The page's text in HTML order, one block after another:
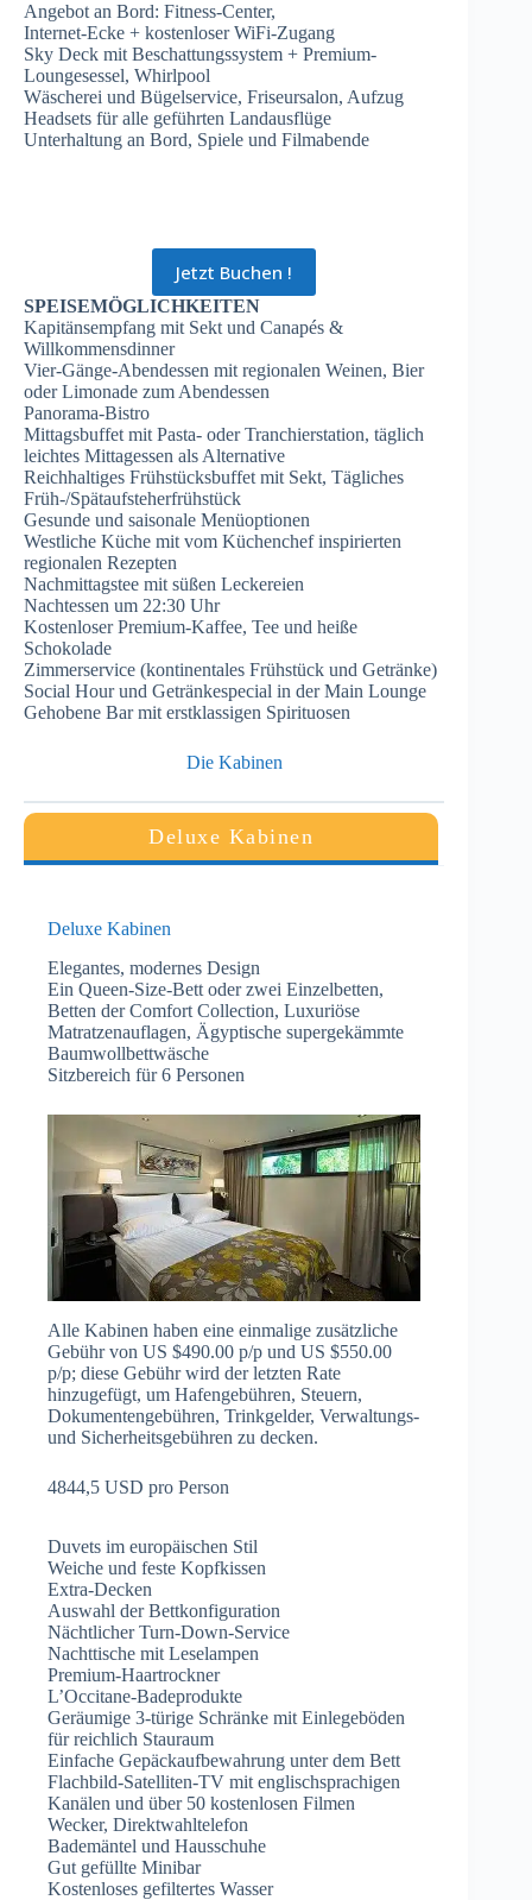
Angebot an Bord: Fitness-Center,
Internet-Ecke + kostenloser WiFi-Zugang
Sky Deck mit Beschattungssystem + Premium-
Loungesessel, Whirlpool
Wäscherei und Bügelservice, Friseursalon, Aufzug
Headsets für alle geführten Landausflüge
Unterhaltung an Bord, Spiele und Filmabende
Jetzt Buchen !
SPEISEMÖGLICHKEITEN
Kapitänsempfang mit Sekt und Canapés &
Willkommensdinner
Vier-Gänge-Abendessen mit regionalen Weinen, Bier
oder Limonade zum Abendessen
Panorama-Bistro
Mittagsbuffet mit Pasta- oder Tranchierstation, täglich
leichtes Mittagessen als Alternative
Reichhaltiges Frühstücksbuffet mit Sekt, Tägliches
Früh-/Spätaufsteherfrühstück
Gesunde und saisonale Menüoptionen
Westliche Küche mit vom Küchenchef inspirierten
regionalen Rezepten
Nachmittagstee mit süßen Leckereien
Nachtessen um 22:30 Uhr
Kostenloser Premium-Kaffee, Tee und heiße
Schokolade
Zimmerservice (kontinentales Frühstück und Getränke)
Social Hour und Getränkespecial in der Main Lounge
Gehobene Bar mit erstklassigen Spirituosen
Die Kabinen
Deluxe Kabinen
Deluxe Kabinen
Elegantes, modernes Design
Ein Queen-Size-Bett oder zwei Einzelbetten,
Betten der Comfort Collection, Luxuriöse
Matratzenauflagen, Ägyptische supergekämmte
Baumwollbettwäsche
Sitzbereich für 6 Personen
Alle Kabinen haben eine einmalige zusätzliche
Gebühr von US $490.00 p/p und US $550.00
p/p; diese Gebühr wird der letzten Rate
hinzugefügt, um Hafengebühren, Steuern,
Dokumentengebühren, Trinkgelder, Verwaltungs-
und Sicherheitsgebühren zu decken.
4844,5 USD pro Person
Duvets im europäischen Stil
Weiche und feste Kopfkissen
Extra-Decken
Auswahl der Bettkonfiguration
Nächtlicher Turn-Down-Service
Nachttische mit Leselampen
Premium-Haartrockner
L’Occitane-Badeprodukte
Geräumige 3-türige Schränke mit Einlegeböden
für reichlich Stauraum
Einfache Gepäckaufbewahrung unter dem Bett
Flachbild-Satelliten-TV mit englischsprachigen
Kanälen und über 50 kostenlosen Filmen
Wecker, Direktwahltelefon
Bademäntel und Hausschuhe
Gut gefüllte Minibar
Kostenloses gefiltertes Wasser